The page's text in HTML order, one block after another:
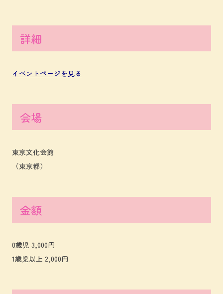
詳細
イベントページを見る
会場
東京文化会館
（東京都）
金額
0歳児 3,000円
1歳児以上 2,000円